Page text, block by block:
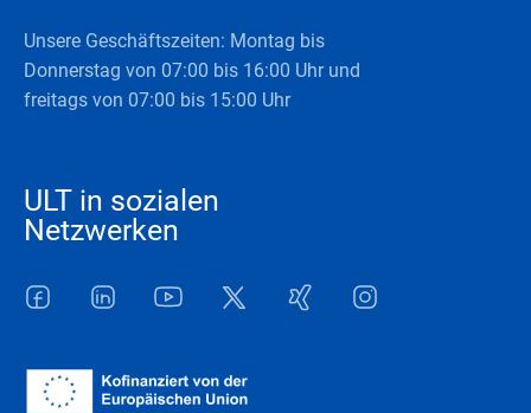
Unsere Geschäftszeiten: Montag bis
Donnerstag von 07:00 bis 16:00 Uhr und
freitags von 07:00 bis 15:00 Uhr
ULT in sozialen
Netzwerken
Facebook LinkedInYoutube Twitter